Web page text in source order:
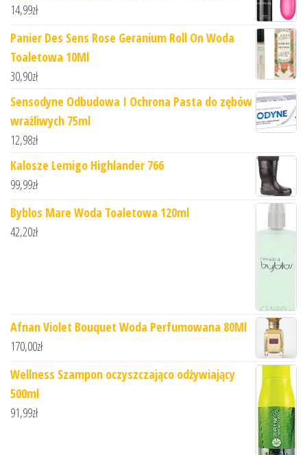
14,99zł
Panier Des Sens Rose Geranium Roll On Woda
Toaletowa 10Ml
30,90zł
Sensodyne Odbudowa I Ochrona Pasta do zębów
wrażliwych 75ml
12,98zł
Kalosze Lemigo Highlander 766
99,99zł
Byblos Mare Woda Toaletowa 120ml
42,20zł
Afnan Violet Bouquet Woda Perfumowana 80Ml
170,00zł
Wellness Szampon oczyszczająco odżywiający
500ml
91,99zł